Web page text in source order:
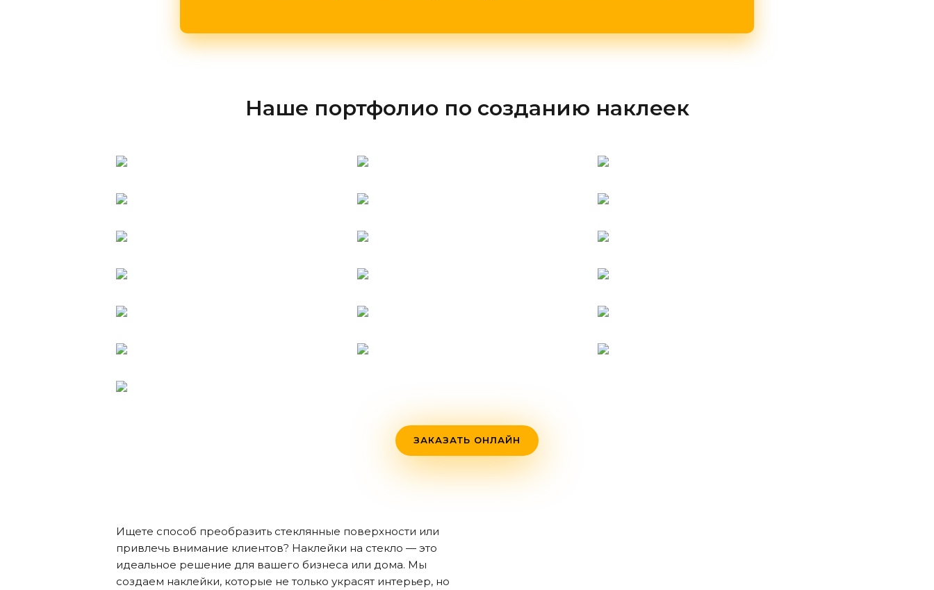
Наше портфолио по созданию наклеек
ЗАКАЗАТЬ ОНЛАЙН
Ищете способ преобразить стеклянные поверхности или
привлечь внимание клиентов? Наклейки на стекло — это
идеальное решение для вашего бизнеса или дома. Мы
создаем наклейки, которые не только украсят интерьер, но